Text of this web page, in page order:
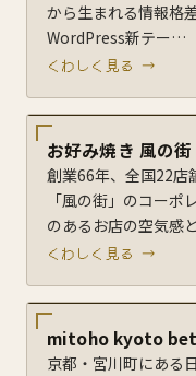
から生まれる情報格
WordPress新テー…
くわしく見る →
お好み焼き 風の街
創業66年、全国22店
「風の街」のコー
のあるお店の空気感
くわしく見る →
mitoho kyoto
京都・宮川町にある